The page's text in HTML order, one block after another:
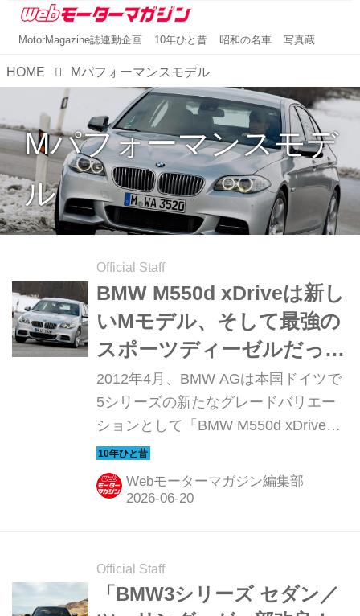
MotorMagazine誌連動企画 10年ひと昔 昭和の名車 写真蔵
HOME Mパフォーマンスモデル
Mパフォーマンスモデ
ル
Official Staff
BMW M550d xDriveは新し
いMモデル、そして最強の
スポーツディーゼルだった
【10年ひと昔の新車】
2012年4月、BMW AGは本国ドイツで
5シリーズの新たなグレードバリエー
ションとして「BMW M550d xDrive」
をセダンとツーリングに設定した。
ル・マン24時間耐久レースでディーゼ
ルエンジンが優勝を重ねる中、市販車
だった。今回は市販開始を前に、ドイ
ツ・ミュンヘン郊外で開催された国際
試乗会の模様を振り返ってみよう。残
Webモーターマガジン編集部
Official Staff
「BMW3シリーズ セダン／